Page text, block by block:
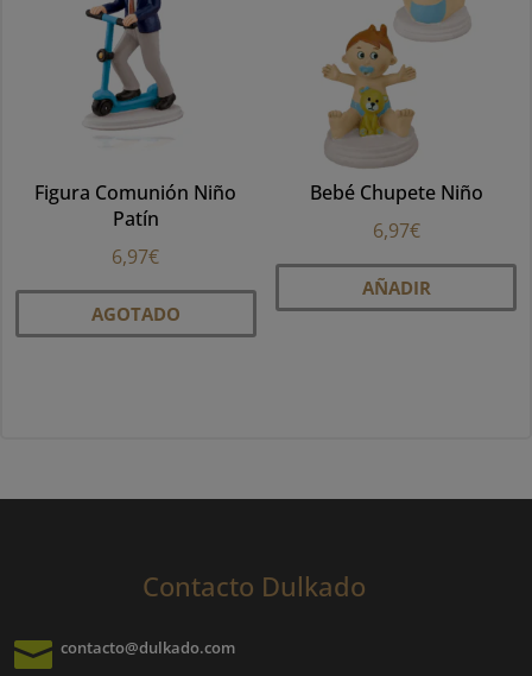
Figura Comunión Niño
Patín
6,97€
AGOTADO
Bebé Chupete Niño
6,97€
AÑADIR
Contacto Dulkado
 contacto@dulkado.com